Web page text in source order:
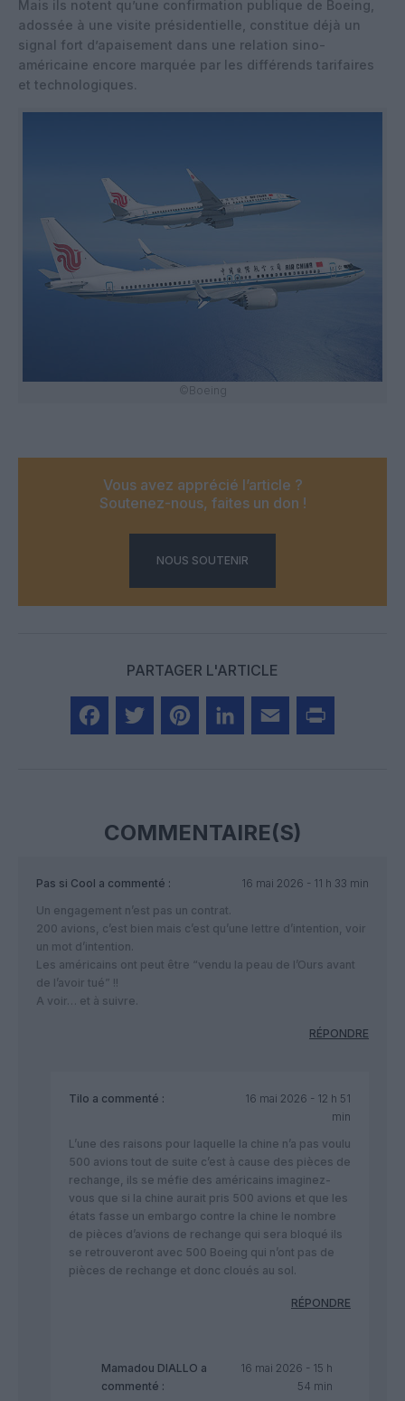
Mais ils notent qu’une confirmation publique de Boeing,
adossée à une visite présidentielle, constitue déjà un
signal fort d’apaisement dans une relation sino-
américaine encore marquée par les différends tarifaires
et technologiques.
©Boeing
Vous avez apprécié l’article ?
Soutenez-nous, faites un don !
NOUS SOUTENIR
PARTAGER L'ARTICLE
COMMENTAIRE(S)
Pas si Cool a commenté :
16 mai 2026 - 11 h 33 min
Un engagement n’est pas un contrat.
200 avions, c’est bien mais c’est qu’une lettre d’intention, voir
un mot d’intention.
Les américains ont peut être “vendu la peau de l’Ours avant
de l’avoir tué” !!
A voir… et à suivre.
RÉPONDRE
Tilo a commenté :
16 mai 2026 - 12 h 51
min
L’une des raisons pour laquelle la chine n’a pas voulu
500 avions tout de suite c’est à cause des pièces de
rechange, ils se méfie des américains imaginez-
vous que si la chine aurait pris 500 avions et que les
états fasse un embargo contre la chine le nombre
de pièces d’avions de rechange qui sera bloqué ils
se retrouveront avec 500 Boeing qui n’ont pas de
pièces de rechange et donc cloués au sol.
RÉPONDRE
Mamadou DIALLO a
commenté :
16 mai 2026 - 15 h
54 min